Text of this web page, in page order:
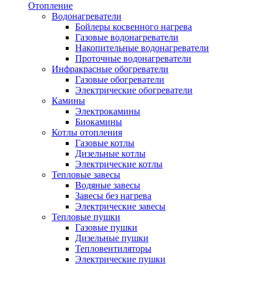
Отопление
Водонагреватели
Бойлеры косвенного нагрева
Газовые водонагреватели
Накопительные водонагреватели
Проточные водонагреватели
Инфракрасные обогреватели
Газовые обогреватели
Электрические обогреватели
Камины
Электрокамины
Биокамины
Котлы отопления
Газовые котлы
Дизельные котлы
Электрические котлы
Тепловые завесы
Водяные завесы
Завесы без нагрева
Электрические завесы
Тепловые пушки
Газовые пушки
Дизельные пушки
Тепловентиляторы
Электрические пушки